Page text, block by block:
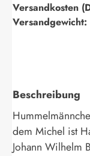
Versandkosten
Versandgewicht:
Beschreibung
dem Michel ist
Johann Wilhelm